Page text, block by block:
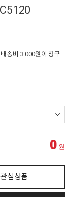
송비 3,000원이 청구
0 원
관심상품